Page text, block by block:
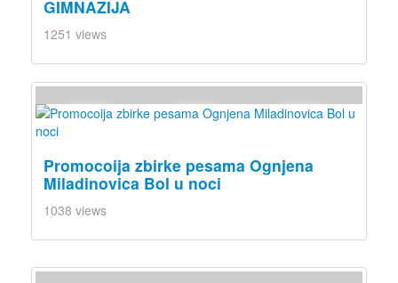
GIMNAZIJA
1251 views
Promocoija zbirke pesama Ognjena
Miladinovica Bol u noci
1038 views